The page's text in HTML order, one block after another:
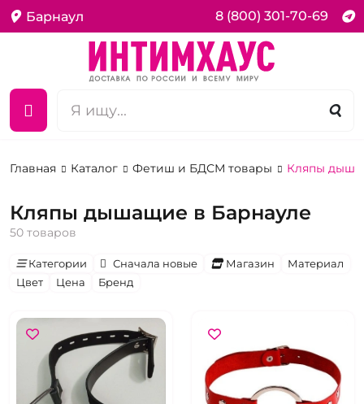
Барнаул 8 (800) 301-70-69
Главная Каталог Фетиш и БДСМ товары Кляпы
Кляпы дышащие в Барнауле
50 товаров
Категории Сначала новые Магазин
Материал
Цвет
Цена Бренд